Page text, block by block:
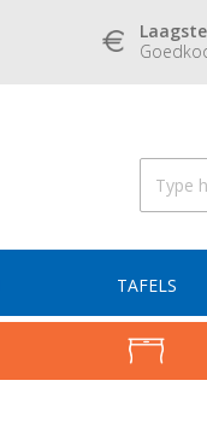
TAFELS